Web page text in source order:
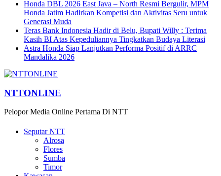
Honda DBL 2026 East Java – North Resmi Bergulir, MPM
Honda Jatim Hadirkan Kompetisi dan Aktivitas Seru untuk
Generasi Muda
Teras Bank Indonesia Hadir di Belu, Bupati Willy : Terima
Kasih BI Atas Kepeduliannya Tingkatkan Budaya Literasi
Astra Honda Siap Lanjutkan Performa Positif di ARRC
Mandalika 2026
NTTONLINE
Pelopor Media Online Pertama Di NTT
Seputar NTT
Alrosa
Flores
Sumba
Timor